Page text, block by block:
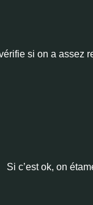
si on a assez
Si c’est ok, on